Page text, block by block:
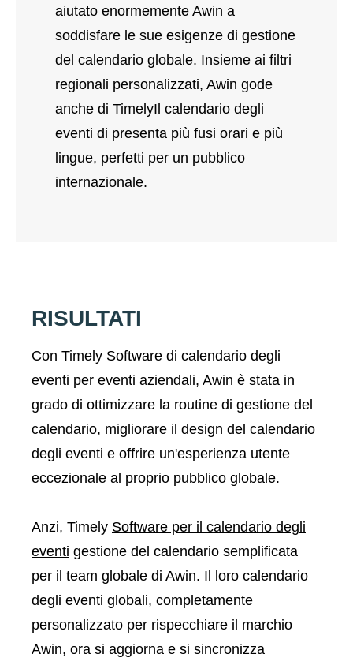
aiutato enormemente Awin a
soddisfare le sue esigenze di gestione
del calendario globale. Insieme ai filtri
regionali personalizzati, Awin gode
anche di TimelyIl calendario degli
eventi di presenta più fusi orari e più
lingue, perfetti per un pubblico
internazionale.
RISULTATI
Con Timely Software di calendario degli
eventi per eventi aziendali, Awin è stata in
grado di ottimizzare la routine di gestione del
calendario, migliorare il design del calendario
degli eventi e offrire un'esperienza utente
eccezionale al proprio pubblico globale.
Anzi, Timely Software per il calendario degli
eventi gestione del calendario semplificata
per il team globale di Awin. Il loro calendario
degli eventi globali, completamente
personalizzato per rispecchiare il marchio
Awin, ora si aggiorna e si sincronizza